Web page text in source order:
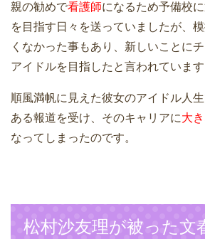
親の勧めで看護師になるため予備校
を目指す日々を送っていましたが、
くなかった事もあり、新しいことに
アイドルを目指したと言われています
順風満帆に見えた彼女のアイドル人
ある報道を受け、そのキャリアに大
なってしまったのです。
松村沙友理が被った文